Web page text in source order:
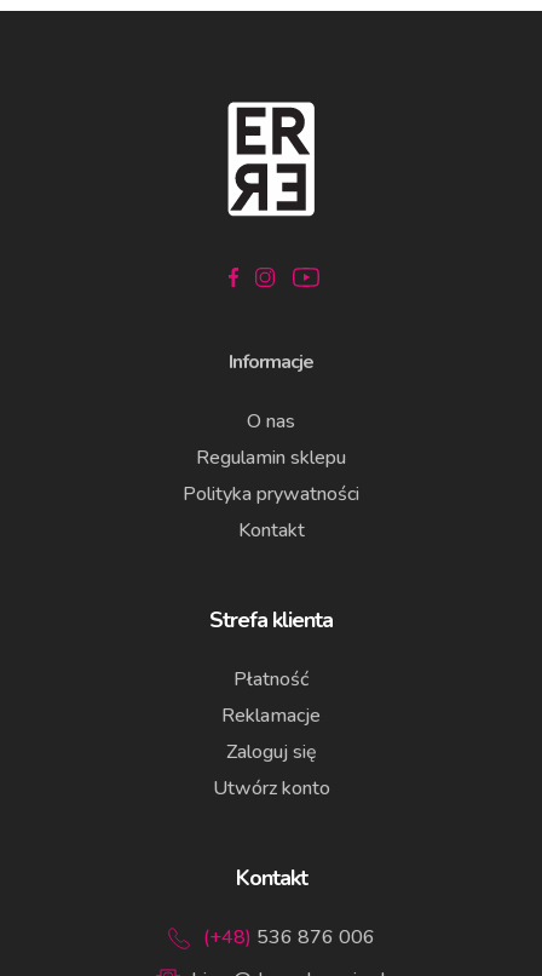
Informacje
O nas
Regulamin sklepu
Polityka prywatności
Kontakt
Strefa klienta
Płatność
Reklamacje
Zaloguj się
Utwórz konto
Kontakt
(+48) 536 876 006